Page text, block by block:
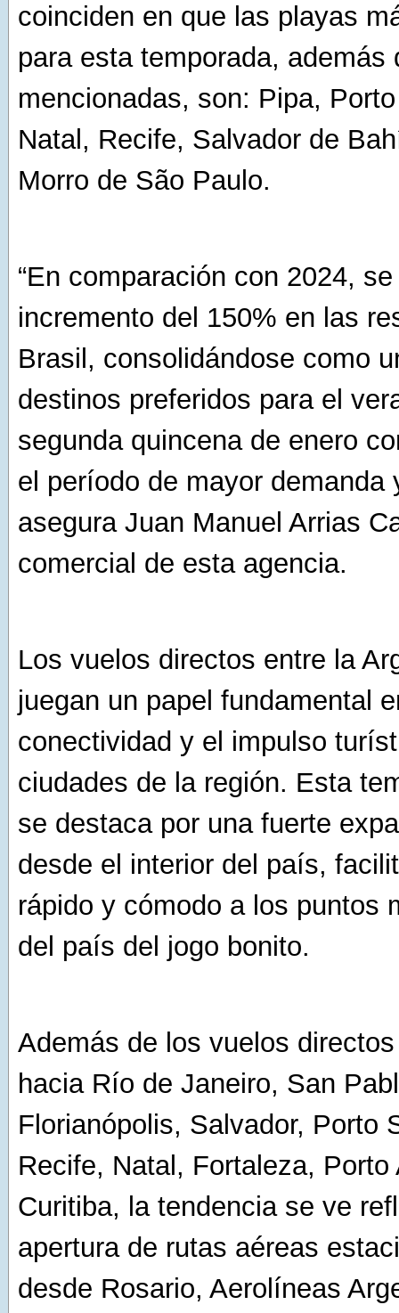
coinciden en que las playas
para esta temporada, además
mencionadas, son: Pipa,
Natal, Recife, Salvador de
Morro de São Paulo.
“En comparación con 2024,
incremento del 150% en las
Brasil, consolidándose como
destinos preferidos para el
segunda quincena de enero
el período de mayor demanda
asegura Juan Manuel Arrias
comercial de esta agencia.
Los vuelos directos entre la
juegan un papel fundamental
conectividad y el impulso
ciudades de la región. Esta
se destaca por una fuerte
desde el interior del país,
rápido y cómodo a los puntos
del país del jogo bonito.
Además de los vuelos
hacia Río de Janeiro, San
Florianópolis, Salvador, Porto
Recife, Natal, Fortaleza, Porto
Curitiba, la tendencia se ve
apertura de rutas aéreas
desde Rosario, Aerolíneas